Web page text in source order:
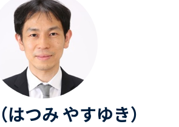
つみ やすゆき）